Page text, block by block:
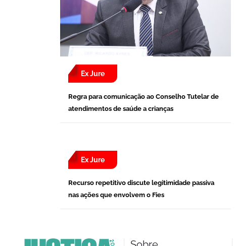
Ex Jure
Regra para comunicação ao Conselho Tutelar de
atendimentos de saúde a crianças
Ex Jure
Recurso repetitivo discute legitimidade passiva
nas ações que envolvem o Fies